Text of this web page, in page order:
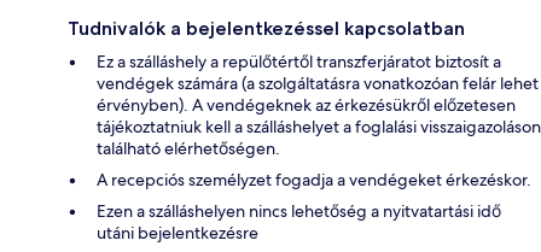
Tudnivalók a bejelentkezéssel kapcsolatban
Ez a szálláshely a repülőtértől transzferjáratot biztosít a
vendégek számára (a szolgáltatásra vonatkozóan felár lehet
érvényben). A vendégeknek az érkezésükről előzetesen
tájékoztatniuk kell a szálláshelyet a foglalási visszaigazoláson
található elérhetőségen.
A recepciós személyzet fogadja a vendégeket érkezéskor.
Ezen a szálláshelyen nincs lehetőség a nyitvatartási idő
utáni bejelentkezésre